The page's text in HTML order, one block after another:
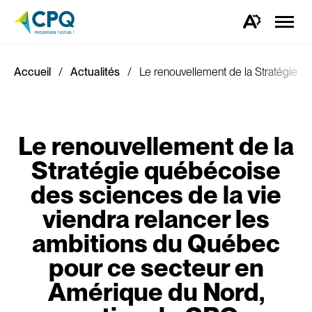
Ouvrez
d'accessibilité.
la
Accueil Actualités Le renouvellement de la Stratégie
Le renouvellement de la
Stratégie québécoise
des sciences de la vie
viendra relancer les
ambitions du Québec
pour ce secteur en
Amérique du Nord,